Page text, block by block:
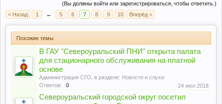
(Вы должны войти или зарегистрироваться, чтобы ответить.)
< Назад
1 ← 5 6 7 8 9 10 Вперёд >
Похожие темы
В ГАУ "Североуральский ПНИ" открыта палата
для стационарного обслуживания на платной
основе
Администрация СГО , в разделе: Новости и слухи
Ответов:
0 24 июл 2018
Североуральский городской округ посетил